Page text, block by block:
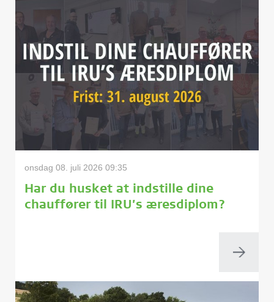
onsdag 08. juli 2026 09:35
Har du husket at indstille dine
chauffører til IRU’s æresdiplom?